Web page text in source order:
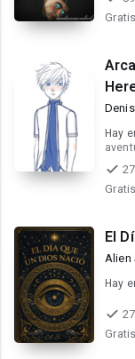
Gratis
Hay
Gratis
El
Alien
Hay
Gratis